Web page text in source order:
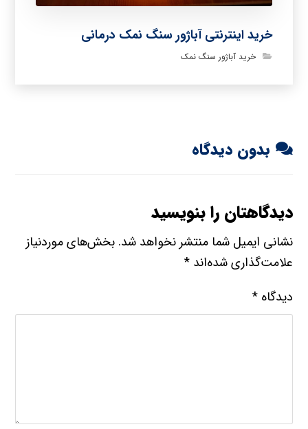
خرید اینترنتی آباژور سنگ نمک درمانی
خرید آباژور سنگ نمک
بدون دیدگاه
دیدگاهتان را بنویسید
نشانی ایمیل شما منتشر نخواهد شد. بخش‌های موردنیاز
علامت‌گذاری شده‌اند*
دیدگاه*